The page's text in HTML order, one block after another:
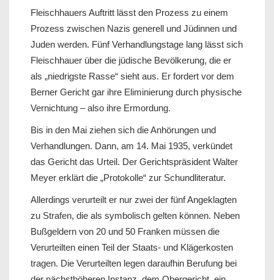
Fleischhauers Auftritt lässt den Prozess zu einem
Prozess zwischen Nazis generell und Jüdinnen und
Juden werden. Fünf Verhandlungstage lang lässt sich
Fleischhauer über die jüdische Bevölkerung, die er
als „niedrigste Rasse“ sieht aus. Er fordert vor dem
Berner Gericht gar ihre Eliminierung durch physische
Vernichtung – also ihre Ermordung.
Bis in den Mai ziehen sich die Anhörungen und
Verhandlungen. Dann, am 14. Mai 1935, verkündet
das Gericht das Urteil. Der Gerichtspräsident Walter
Meyer erklärt die „Protokolle“ zur Schundliteratur.
Allerdings verurteilt er nur zwei der fünf Angeklagten
zu Strafen, die als symbolisch gelten können. Neben
Bußgeldern von 20 und 50 Franken müssen die
Verurteilten einen Teil der Staats- und Klägerkosten
tragen. Die Verurteilten legen daraufhin Berufung bei